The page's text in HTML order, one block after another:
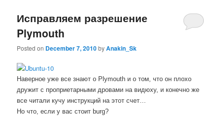
Исправляем разрешение
Plymouth
Posted on December 7, 2010byAnakin_Sk
Наверное уже все знают о Plymouth и о том, что он плохо
дружит с проприетарными дровами на видюху, и конечно же
все читали кучу инструкций на этот счет…
Но что, если у вас стоит burg?